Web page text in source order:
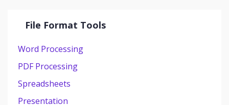
File Format Tools
Word Processing
PDF Processing
Spreadsheets
Presentation